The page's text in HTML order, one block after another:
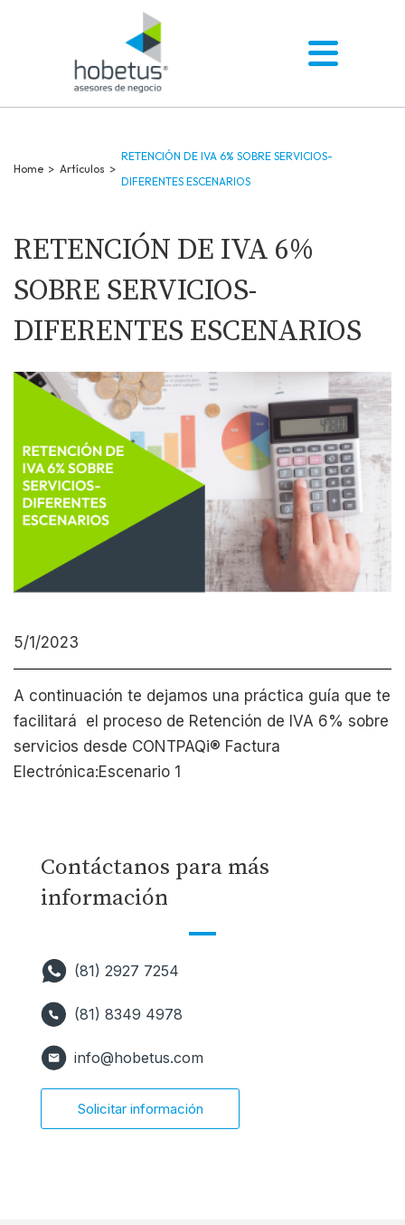
Home > Artículos >
RETENCIÓN DE IVA 6% SOBRE SERVICIOS-
DIFERENTES ESCENARIOS
RETENCIÓN DE IVA 6%
SOBRE SERVICIOS-
DIFERENTES ESCENARIOS
5/1/2023
A continuación te dejamos una práctica guía que te
facilitará el proceso de Retención de IVA 6% sobre
servicios desde CONTPAQi® Factura
Electrónica:Escenario 1
Contáctanos para más
información
(81) 2927 7254
(81) 8349 4978
info@hobetus.com
Solicitar información